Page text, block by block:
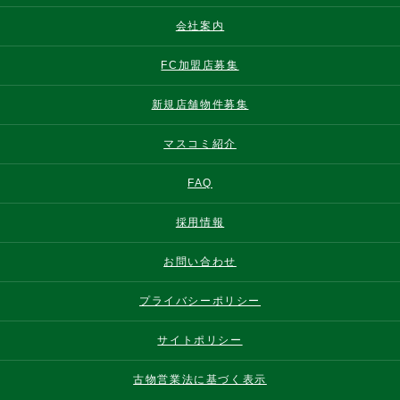
会社案内
FC加盟店募集
新規店舗物件募集
マスコミ紹介
FAQ
採用情報
お問い合わせ
プライバシーポリシー
サイトポリシー
古物営業法に基づく表示